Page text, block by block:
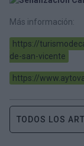
Más información:
https://
de-san-vicente
https://
TODOS LOS